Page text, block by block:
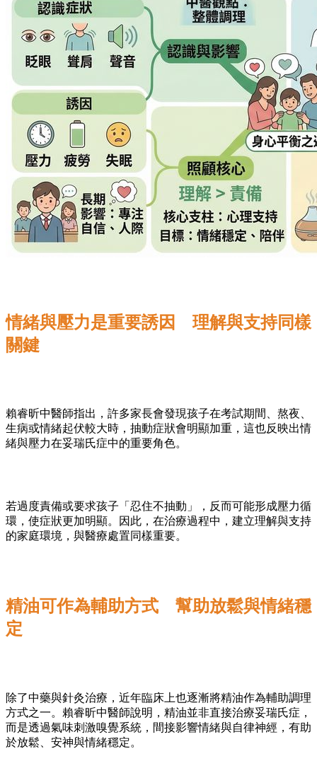
情緒與壓力是重要誘因 理解與支持同樣
關鍵
賴睿昕中醫師指出，許多家長會發現孩子在考試期間、熬夜、
生病或情緒起伏較大時，抽動症狀會明顯加重，這也反映出情
緒與壓力在妥瑞氏症中的重要角色。
若過度責備或要求孩子「忍住不抽動」，反而可能形成壓力循
環，使症狀更加明顯。因此，在治療過程中，建立理解與支持
的家庭環境，與醫療處置同樣重要。
精油可作為輔助方式 幫助放鬆與情緒穩
定
除了中藥與針灸治療，近年臨床上也逐漸將精油作為輔助調理
方式之一。賴睿昕中醫師說明，精油並非直接治療妥瑞氏症，
而是透過氣味刺激嗅覺系統，間接影響情緒與自律神經，有助
於放鬆、安神與情緒穩定。